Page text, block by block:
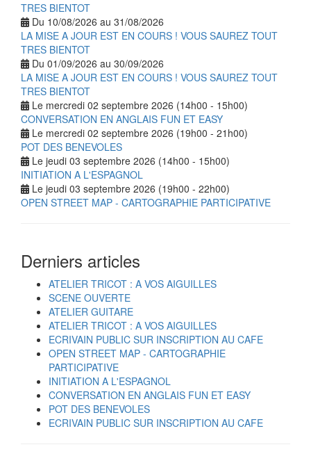
TRES BIENTOT
Du 10/08/2026 au 31/08/2026
LA MISE A JOUR EST EN COURS ! VOUS SAUREZ TOUT
TRES BIENTOT
Du 01/09/2026 au 30/09/2026
LA MISE A JOUR EST EN COURS ! VOUS SAUREZ TOUT
TRES BIENTOT
Le mercredi 02 septembre 2026 (14h00 - 15h00)
CONVERSATION EN ANGLAIS FUN ET EASY
Le mercredi 02 septembre 2026 (19h00 - 21h00)
POT DES BENEVOLES
Le jeudi 03 septembre 2026 (14h00 - 15h00)
INITIATION A L'ESPAGNOL
Le jeudi 03 septembre 2026 (19h00 - 22h00)
OPEN STREET MAP - CARTOGRAPHIE PARTICIPATIVE
Derniers articles
ATELIER TRICOT : A VOS AIGUILLES
SCENE OUVERTE
ATELIER GUITARE
ATELIER TRICOT : A VOS AIGUILLES
ECRIVAIN PUBLIC SUR INSCRIPTION AU CAFE
OPEN STREET MAP - CARTOGRAPHIE
PARTICIPATIVE
INITIATION A L'ESPAGNOL
CONVERSATION EN ANGLAIS FUN ET EASY
POT DES BENEVOLES
ECRIVAIN PUBLIC SUR INSCRIPTION AU CAFE